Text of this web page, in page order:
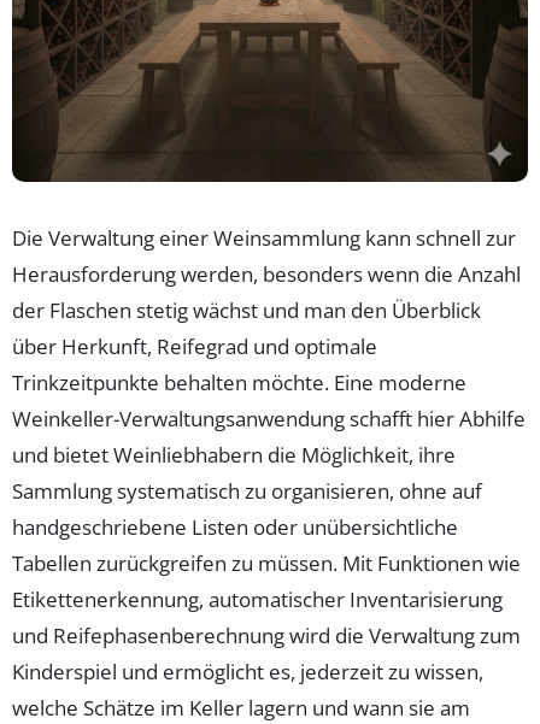
Die Verwaltung einer Weinsammlung kann schnell zur
Herausforderung werden, besonders wenn die Anzahl
der Flaschen stetig wächst und man den Überblick
über Herkunft, Reifegrad und optimale
Trinkzeitpunkte behalten möchte. Eine moderne
Weinkeller-Verwaltungsanwendung schafft hier Abhilfe
und bietet Weinliebhabern die Möglichkeit, ihre
Sammlung systematisch zu organisieren, ohne auf
handgeschriebene Listen oder unübersichtliche
Tabellen zurückgreifen zu müssen. Mit Funktionen wie
Etikettenerkennung, automatischer Inventarisierung
und Reifephasenberechnung wird die Verwaltung zum
Kinderspiel und ermöglicht es, jederzeit zu wissen,
welche Schätze im Keller lagern und wann sie am